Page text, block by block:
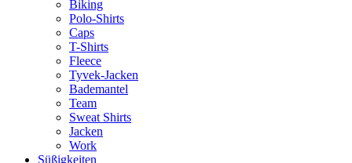
Biking
Polo-Shirts
Caps
T-Shirts
Fleece
Tyvek-Jacken
Bademantel
Team
Sweat Shirts
Jacken
Work
Süßigkeiten